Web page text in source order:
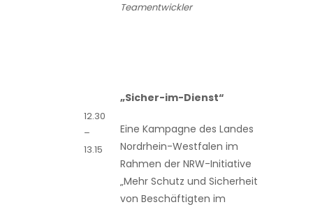
Teamentwickler
12.30
–
13.15
„Sicher-im-Dienst“
Eine Kampagne des Landes
Nordrhein-Westfalen im
Rahmen der NRW-Initiative
„Mehr Schutz und Sicherheit
von Beschäftigten im